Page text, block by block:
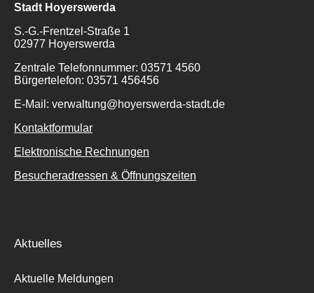
Stadt Hoyerswerda
S.-G.-Frentzel-Straße 1
02977 Hoyerswerda
Zentrale Telefonnummer: 03571 4560
Bürgertelefon: 03571 456456
E-Mail: verwaltung@hoyerswerda-stadt.de
Kontaktformular
Elektronische Rechnungen
Besucheradressen & Öffnungszeiten
Aktuelles
Aktuelle Meldungen